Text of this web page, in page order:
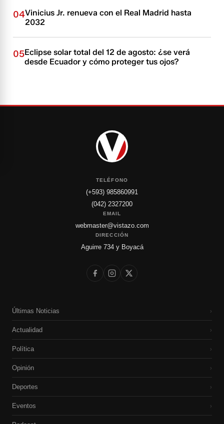
04Vinicius Jr. renueva con el Real Madrid hasta
2032
05Eclipse solar total del 12 de agosto: ¿se verá
desde Ecuador y cómo proteger tus ojos?
TELÉFONO
(+593) 985860991
(042) 2327200
EMAIL
webmaster@vistazo.com
DIRECCIÓN
Aguirre 734 y Boyacá
Últimas Noticias ›
Actualidad ›
Política ›
Opinión ›
Deportes ›
Eventos ›